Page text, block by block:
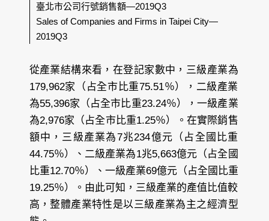
臺北市公司行號銷售額—2019Q3
Sales of Companies and Firms in Taipei City—
2019Q3
從產業結構來看，在登記家數中，三級產業為
179,962家（占全市比重75.51％），二級產業
為55,396家（占全市比重23.24％），一級產業
為2,976家（占全市比重1.25％）。在實際銷售
額中，三級產業為7兆234億元（占全國比重
44.75％）、二級產業為1兆5,663億元（占全國
比重12.70％）、一級產業69億元（占全國比重
19.25％）。由此可知，三級產業的產值比值較
高，整體產業特性是以三級產業為主之經濟型